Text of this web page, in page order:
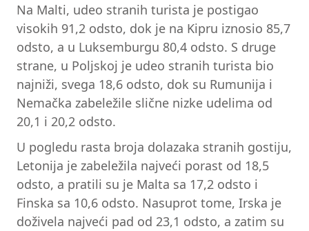
Na Malti, udeo stranih turista je postigao
visokih 91,2 odsto, dok je na Kipru iznosio 85,7
odsto, a u Luksemburgu 80,4 odsto. S druge
strane, u Poljskoj je udeo stranih turista bio
najniži, svega 18,6 odsto, dok su Rumunija i
Nemačka zabeležile slične nizke udelima od
20,1 i 20,2 odsto.
U pogledu rasta broja dolazaka stranih gostiju,
Letonija je zabeležila najveći porast od 18,5
odsto, a pratili su je Malta sa 17,2 odsto i
Finska sa 10,6 odsto. Nasuprot tome, Irska je
doživela najveći pad od 23,1 odsto, a zatim su